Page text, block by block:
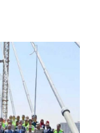
الرئيس